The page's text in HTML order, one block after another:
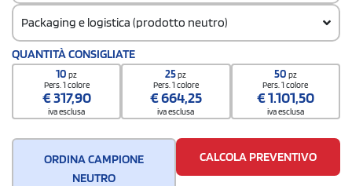
Packaging e logistica (prodotto neutro)
Codice doganale
42029291
QUANTITÀ CONSIGLIATE
10pz
Pers. 1 colore
€317,90
iva esclusa
25pz
Pers. 1 colore
€664,25
iva esclusa
50 pz
Pers. 1 colore
€1.101,50
iva esclusa
ORDINA CAMPIONE
NEUTRO
CALCOLA PREVENTIVO